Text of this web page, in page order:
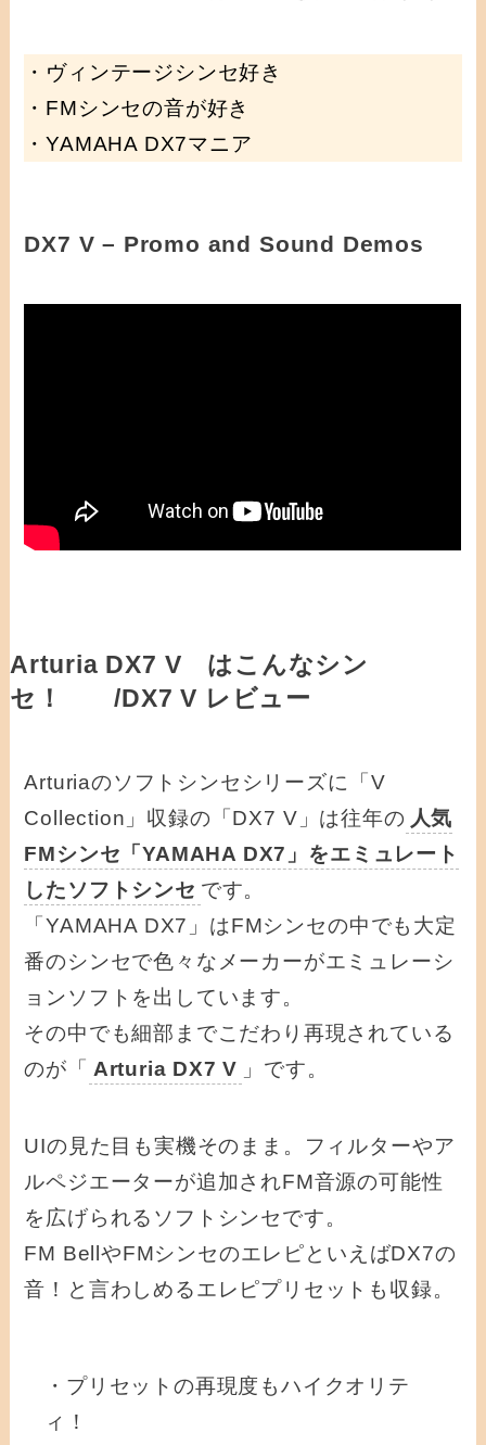
・ヴィンテージシンセ好き
・FMシンセの音が好き
・YAMAHA DX7マニア
DX7 V – Promo and Sound Demos
Arturia DX7 V はこんなシン
セ！ /DX7 V レビュー
Arturiaのソフトシンセシリーズに「V
Collection」収録の「DX7 V」は往年の 人気
FMシンセ「YAMAHA DX7」をエミュレート
したソフトシンセ です。
「YAMAHA DX7」はFMシンセの中でも大定
番のシンセで色々なメーカーがエミュレーシ
ョンソフトを出しています。
その中でも細部までこだわり再現されている
のが「 Arturia DX7 V 」です。
UIの見た目も実機そのまま。フィルターやア
ルペジエーターが追加されFM音源の可能性
を広げられるソフトシンセです。
FM BellやFMシンセのエレピといえばDX7の
音！と言わしめるエレピプリセットも収録。
・プリセットの再現度もハイクオリテ
ィ！